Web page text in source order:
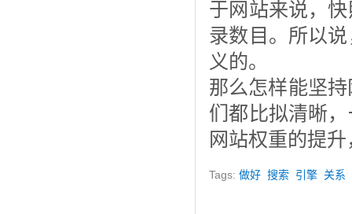
于网站来说，
录数目。所以
义的。
那么怎样能坚
们都比拟清晰
网站权重的提
Tags:做好 搜索 引擎 关系